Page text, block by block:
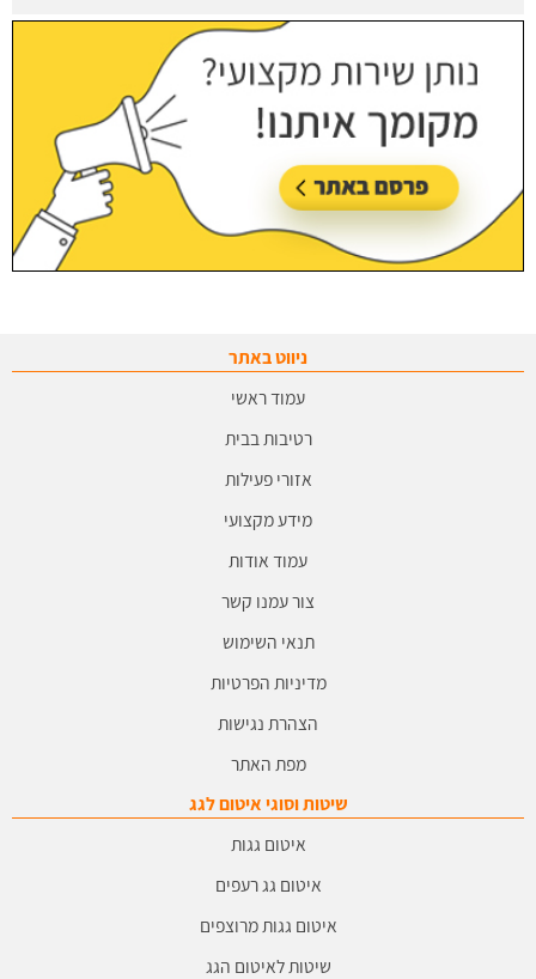
ניווט באתר
עמוד ראשי
רטיבות בבית
אזורי פעילות
מידע מקצועי
עמוד אודות
צור עמנו קשר
תנאי השימוש
מדיניות הפרטיות
הצהרת נגישות
מפת האתר
שיטות וסוגי איטום לגג
איטום גגות
איטום גג רעפים
איטום גגות מרוצפים
שיטות לאיטום הגג